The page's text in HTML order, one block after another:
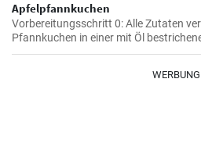
Apfelpfannkuchen
Vorbereitungsschritt 0: Alle Zutaten
Pfannkuchen in einer mit Öl
braten.
WERBUNG